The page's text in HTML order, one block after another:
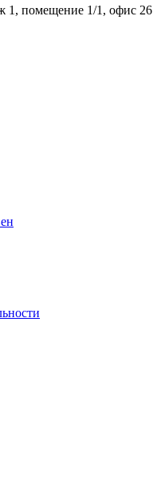
1, помещение 1/1, офис 26